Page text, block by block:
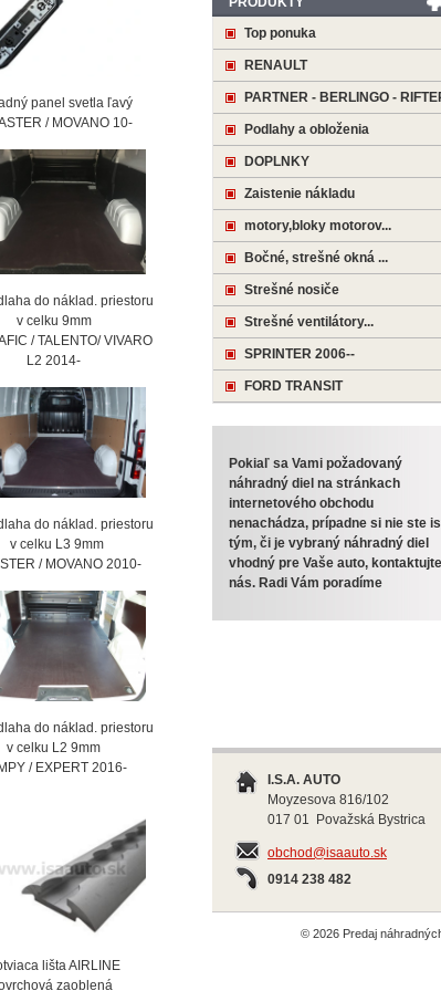
Top ponuka
RENAULT
PARTNER - BERLINGO -
Podlahy a obloženia
DOPLNKY
Zaistenie nákladu
motory,bloky motorov...
Bočné, strešné okná ...
Strešné nosiče
Strešné ventilátory...
SPRINTER 2006--
FORD TRANSIT
Pokiaľ sa Vami požadovaný
náhradný diel na stránkach
internetového obchodu
nenachádza, prípadne si nie ste
tým, či je vybraný náhradný diel
vhodný pre Vaše auto, kontaktujte
nás. Radi Vám poradíme
I.S.A. AUTO
Moyzesova 816/102
017 01 Považská Bystrica
obchod@isaauto.sk
0914 238 482
© 2026 Predaj
panel svetla ľavý
/ MOVANO 10-
do náklad. priestoru
9mm
/ TALENTO/ VIVARO
2014-
do náklad. priestoru
L3 9mm
/ MOVANO 2010-
do náklad. priestoru
L2 9mm
/ EXPERT 2016-
lišta AIRLINE
zaoblená